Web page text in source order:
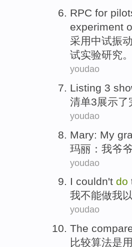
RPC for
experiment
采用中试振
试实验研究。
youdao
Listing 3
清单3展示了
youdao
Mary: My
玛丽 ： 我爷爷
youdao
I couldn't do
我不能做我
youdao
The
比较算法是